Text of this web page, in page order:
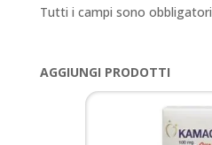
Tutti i campi sono obbligatori
AGGIUNGI PRODOTTI